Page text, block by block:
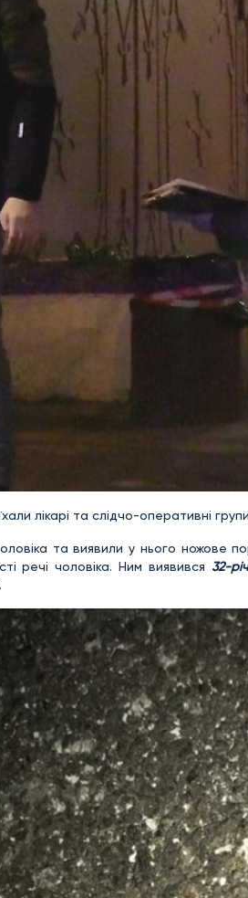
лікарі та слідчо-оперативні
та виявили у нього
речі чоловіка. Ним виявився 32-